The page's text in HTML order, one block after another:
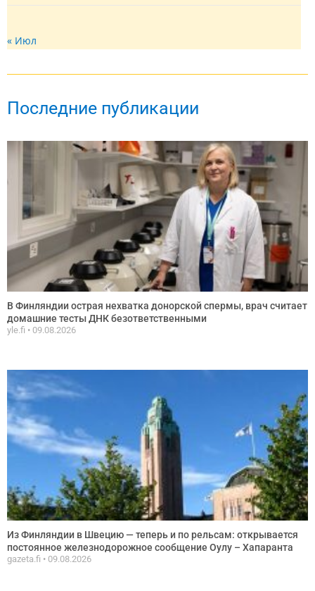
« Июл
Последние публикации
В Финляндии острая нехватка донорской спермы, врач считает
домашние тесты ДНК безответственными
yle.fi 09.08.2026
Из Финляндии в Швецию — теперь и по рельсам: открывается
постоянное железнодорожное сообщение Оулу – Хапаранта
gazeta.fi 09.08.2026